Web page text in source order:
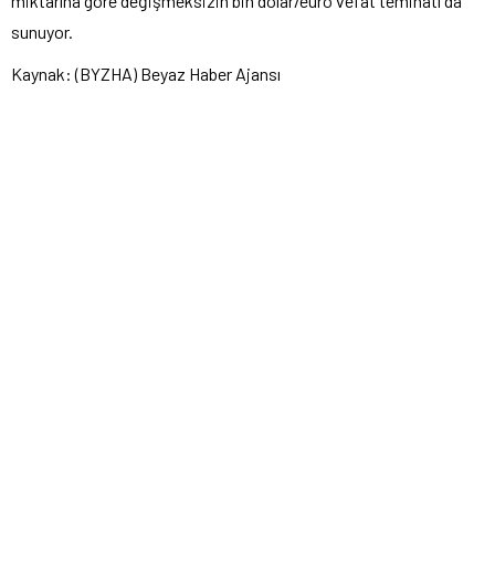
sunuyor.
Kaynak: (BYZHA) Beyaz Haber Ajansı